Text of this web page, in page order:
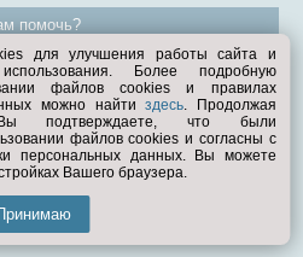
помочь?
1998—2026
для улучшения работы сайта и
Более подробную
файлов cookies и правилах
можно найтиздесь. Продолжая
подтверждаете, что были
файлов cookies и согласны с
персональных данных. Вы можете
Вашего браузера.